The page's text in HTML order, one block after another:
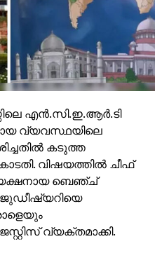
എന്‍.സി.ഇ.ആര്‍.ടി
വ്യവസ്ഥയിലെ
കടുത്ത
വിഷയത്തില്‍ ചീഫ്
ബെഞ്ച്
വ്യക്തമാക്കി.